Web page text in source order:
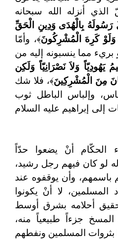
الذي أنزله الله سبحانه
بِالْهُدَى وَدِينِ الْحَقِّ
وَلَوْ كَرِهَ الْمُشْرِكُونَ﴾، وأمّا
بريء مما ينسبونه إليه من
يَهُودِيّاً وَلاَ نَصْرَانِيّاً وَلَكِن
مِنَ الْمُشْرِكِينَ﴾، فلا شك
وإلباس الباطل ثوب
إلى إبراهيم عليه السلام
الحكّام أنْ يضعوا حدّاً
لو كان فيهم رجل رشيد،
باسمهم، وأن يوقفوه عند
لا أنْ يكونوا
أحلامه بشرق أوسط
جزءاً طبيعياً منه،
بثروات المسلمين ونفطهم